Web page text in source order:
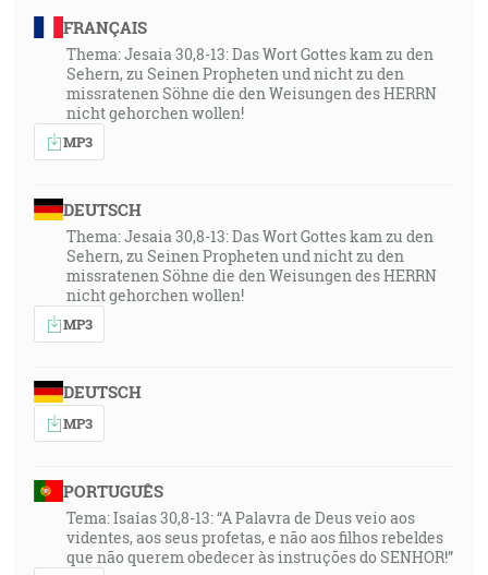
FRANÇAIS
Thema: Jesaia 30,8-13: Das Wort Gottes kam zu den
Sehern, zu Seinen Propheten und nicht zu den
missratenen Söhne die den Weisungen des HERRN
nicht gehorchen wollen!
MP3
DEUTSCH
Thema: Jesaia 30,8-13: Das Wort Gottes kam zu den
Sehern, zu Seinen Propheten und nicht zu den
missratenen Söhne die den Weisungen des HERRN
nicht gehorchen wollen!
MP3
DEUTSCH
MP3
PORTUGUÊS
Tema: Isaías 30,8-13: “A Palavra de Deus veio aos
videntes, aos seus profetas, e não aos filhos rebeldes
que não querem obedecer às instruções do SENHOR!”